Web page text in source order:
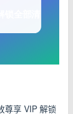
尊享 VIP 解锁